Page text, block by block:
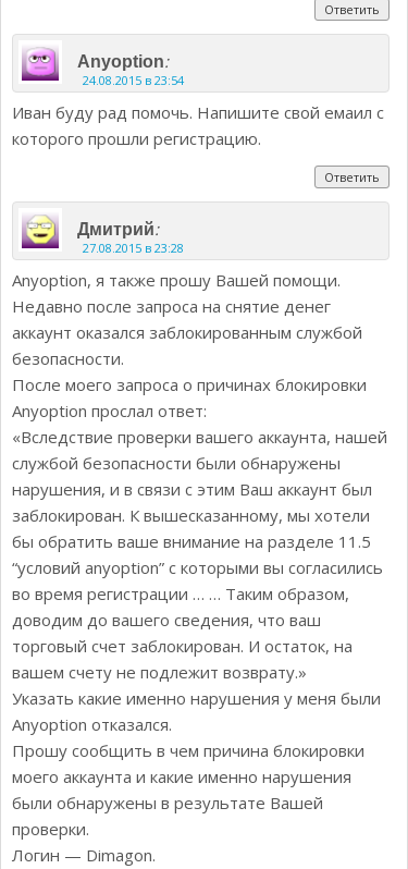
Ответить
Anyoption:
24.08.2015 в 23:54
Иван буду рад помочь. Напишите свой емаил с
которого прошли регистрацию.
Ответить
Дмитрий:
27.08.2015 в 23:28
Anyoption, я также прошу Вашей помощи.
Недавно после запроса на снятие денег
аккаунт оказался заблокированным службой
безопасности.
После моего запроса о причинах блокировки
Anyoption прослал ответ:
«Вследствие проверки вашего аккаунта, нашей
службой безопасности были обнаружены
нарушения, и в связи с этим Ваш аккаунт был
заблокирован. К вышесказанному, мы хотели
бы обратить ваше внимание на разделе 11.5
“условий anyoption” с которыми вы согласились
во время регистрации … … Таким образом,
доводим до вашего сведения, что ваш
торговый счет заблокирован. И остаток, на
вашем счету не подлежит возврату.»
Указать какие именно нарушения у меня были
Anyoption отказался.
Прошу сообщить в чем причина блокировки
моего аккаунта и какие именно нарушения
были обнаружены в результате Вашей
проверки.
Логин — Dimagon.